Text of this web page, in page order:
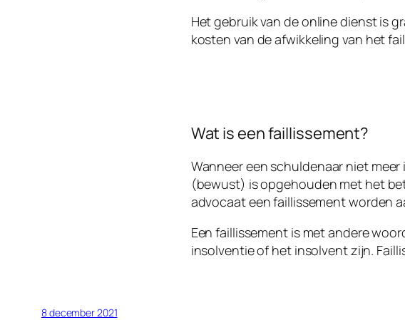
Het gebruik van de online dienst is
kosten van de afwikkeling van het
Wat is een faillissement?
Wanneer een schuldenaar niet
(bewust) is opgehouden met het
advocaat een faillissement worden
Een faillissement is met andere
insolventie of het insolvent zijn.
8 december 2021